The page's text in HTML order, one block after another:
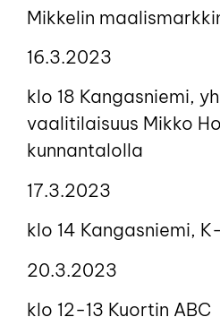
Mikkelin
16.3.2023
klo 18 Kangasniemi,
vaalitilaisuus Mikko
kunnantalolla
17.3.2023
klo 14 Kangasniemi,
20.3.2023
klo 12-13 Kuortin ABC